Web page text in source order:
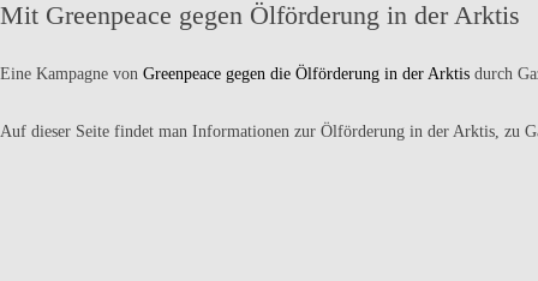
Mit Greenpeace gegen Ölförderung in der Arktis
Eine Kampagne von Greenpeace gegen die Ölförderung in der Arktis durch
Auf dieser Seite findet man Informationen zur Ölförderung in der Arktis, zu